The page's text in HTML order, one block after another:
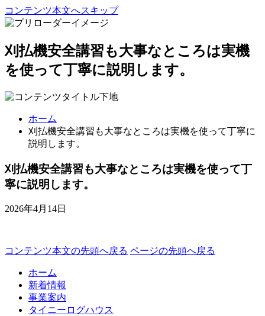
コンテンツ本文へスキップ
刈払機安全講習も大事なところは実機
を使って丁寧に説明します。
ホーム
刈払機安全講習も大事なところは実機を使って丁寧に
説明します。
刈払機安全講習も大事なところは実機を使って丁
寧に説明します。
2026年4月14日
コンテンツ本文の先頭へ戻る ページの先頭へ戻る
ホーム
新着情報
事業案内
タイニーログハウス